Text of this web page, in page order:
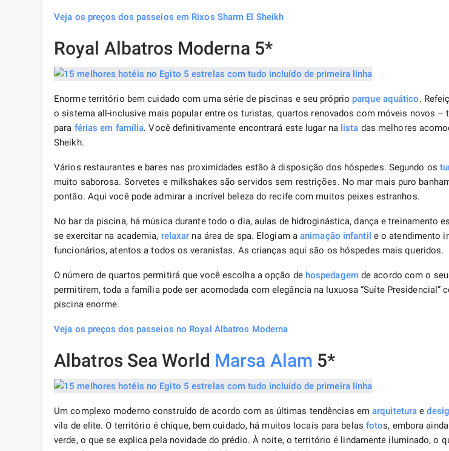
Veja os preços dos passeios em Rixos Sharm El Sheikh
Royal Albatros Moderna 5*
Enorme território bem cuidado com uma série de piscinas e seu próprio parque aquático.
o sistema all-inclusive mais popular entre os turistas, quartos renovados com móveis novos –
para férias em família. Você definitivamente encontrará este lugar na lista das melhores
Sheikh.
Vários restaurantes e bares nas proximidades estão à disposição dos hóspedes. Segundo os
muito saborosa. Sorvetes e milkshakes são servidos sem restrições. No mar mais puro
pontão. Aqui você pode admirar a incrível beleza do recife com muitos peixes estranhos.
No bar da piscina, há música durante todo o dia, aulas de hidroginástica, dança e treinamento
se exercitar na academia, relaxar na área de spa. Elogiam aanimação infantil e o atendimento
funcionários, atentos a todos os veranistas. As crianças aqui são os hóspedes mais queridos.
O número de quartos permitirá que você escolha a opção de hospedagemde acordo com o
permitirem, toda a família pode ser acomodada com elegância na luxuosa “Suíte Presidencial”
piscina enorme.
Veja os preços dos passeios no Royal Albatros Moderna
Albatros Sea World Marsa Alam 5*
Um complexo moderno construído de acordo com as últimas tendências em arquitetura e
vila de elite. O território é chique, bem cuidado, há muitos locais para belas fotos, embora
verde, o que se explica pela novidade do prédio. À noite, o território é lindamente iluminado, o